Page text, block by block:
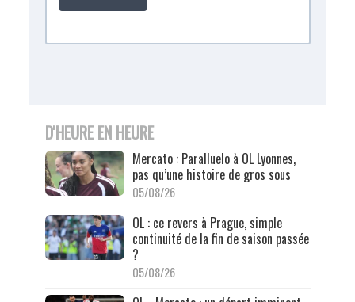
D'HEURE EN HEURE
Mercato : Paralluelo à OL Lyonnes,
pas qu’une histoire de gros sous
05/08/26
OL : ce revers à Prague, simple
continuité de la fin de saison passée
?
05/08/26